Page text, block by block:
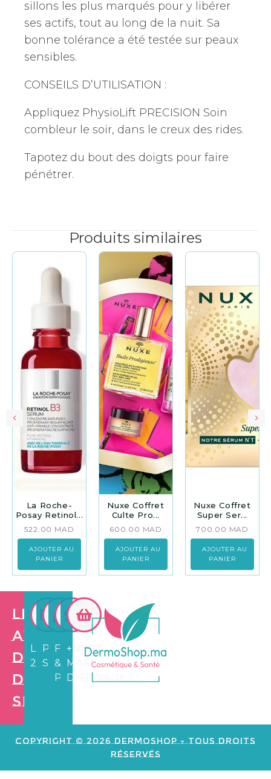
sillons les plus marqués pour y libérer
ses actifs, tout au long de la nuit. Sa
bonne tolérance a été testée sur peaux
sensibles.
CONSEILS D’UTILISATION :
Appliquez PhysioLift PRECISION Soin
combleur le soir, dans le creux des rides.
Tapotez du bout des doigts pour faire
pénétrer.
Produits similaires
La Roche-
Posay Retinol...
522.00 MAD
AJOUTER AU
PANIER
Nuxe Coffret
Culte Pro...
600.00 MAD
AJOUTER AU
PANIER
Nuxe Coffret
Super Ser...
700.00 MAD
AJOUTER AU
PANIER
Les
avantages
de
Dermo
Shop
LIVRAISON
24/72H
PAIEMENT
SÉCURISÉ
FIDÉLITÉ
&
PARRAINAGE
+3.500
MARCHANDS
DISPONIBLES
Copyright © 2026 Dermoshop - Tous Droits
Réservés